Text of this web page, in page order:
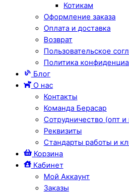
Котикам
Оформление заказа
Оплата и доставка
Возврат
Пользовательское
Политика
Блог
О нас
Контакты
Команда Берасар
Сотрудничество (опт и
Реквизиты
Стандарты работы и
Корзина
Кабинет
Мой Аккаунт
Заказы